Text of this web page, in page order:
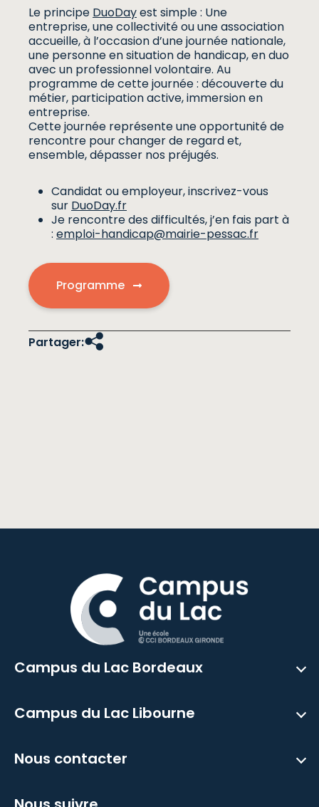
Le principe DuoDayest simple : Une
entreprise, une collectivité ou une association
accueille, à l’occasion d’une journée nationale,
une personne en situation de handicap, en duo
avec un professionnel volontaire. Au
programme de cette journée : découverte du
métier, participation active, immersion en
entreprise.
Cette journée représente une opportunité de
rencontre pour changer de regard et,
ensemble, dépasser nos préjugés.
Candidat ou employeur, inscrivez-vous
sur DuoDay.fr
Je rencontre des difficultés, j’en fais part à
: emploi-handicap@mairie-pessac.fr
Programme
Partager:
Campus du Lac Bordeaux
Campus du Lac Libourne
Nous contacter